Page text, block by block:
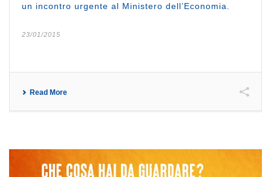
un incontro urgente al Ministero dell’Economia.
23/01/2015
Read More